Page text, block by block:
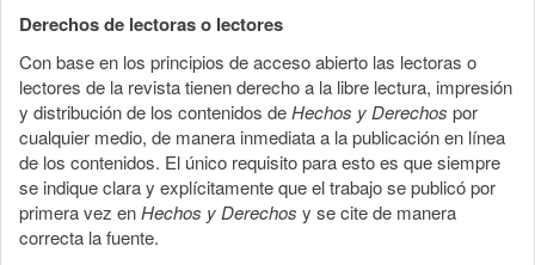
Derechos de lectoras o lectores
Con base en los principios de acceso abierto las lectoras o
lectores de la revista tienen derecho a la libre lectura, impresión
y distribución de los contenidos deHechos y Derechos por
cualquier medio, de manera inmediata a la publicación en línea
de los contenidos. El único requisito para esto es que siempre
se indique clara y explícitamente que el trabajo se publicó por
primera vez enHechos y Derechos y se cite de manera
correcta la fuente.